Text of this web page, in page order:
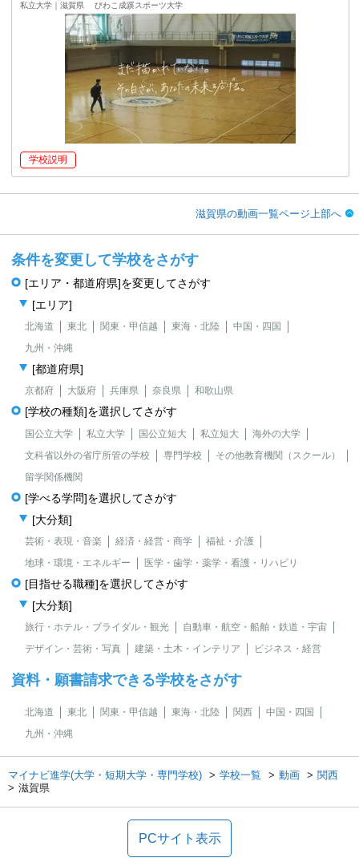
私立大学｜滋賀県 びわこ成蹊スポーツ大学
学校説明
滋賀県の動画一覧ページ上部へ
条件を変更して学校をさがす
[エリア・都道府県]を変更してさがす
[エリア]
北海道 東北 関東・甲信越 東海・北陸
中国・四国
九州・沖縄
[都道府県]
京都府 大阪府 兵庫県 奈良県 和歌山県
[学校の種類]を選択してさがす
国公立大学 私立大学 国公立短大 私立短大
海外の大学
文科省以外の省庁所管の学校
専門学校
その他教育機関（スクール）
留学関係機関
[学べる学問]を選択してさがす
[大分類]
芸術・表現・音楽 経済・経営・商学
福祉・介護
地球・環境・エネルギー
医学・歯学・薬学・看護・リハビリ
[目指せる職種]を選択してさがす
[大分類]
旅行・ホテル・ブライダル・観光
自動車・航空・船舶・鉄道・宇宙
デザイン・芸術・写真
建築・土木・インテリア ビジネス・経営
資料・願書請求できる学校をさがす
北海道 東北 関東・甲信越 東海・北陸 関西
中国・四国
九州・沖縄
マイナビ進学(大学・短期大学・専門学校) 学校一覧 動画
関西
滋賀県
PCサイト表示